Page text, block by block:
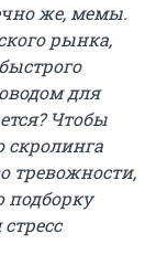
же, мемы.
рынка,
для
Чтобы
скролинга
тревожности,
подборку